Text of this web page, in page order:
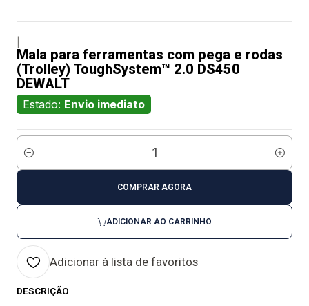
Mala para ferramentas com pega e rodas
(Trolley) ToughSystem™ 2.0 DS450
DEWALT
Estado: Envio imediato
Quantidade
ADICIONAR AO CARRINHO
COMPRAR AGORA
Adicionar à lista de favoritos
DESCRIÇÃO